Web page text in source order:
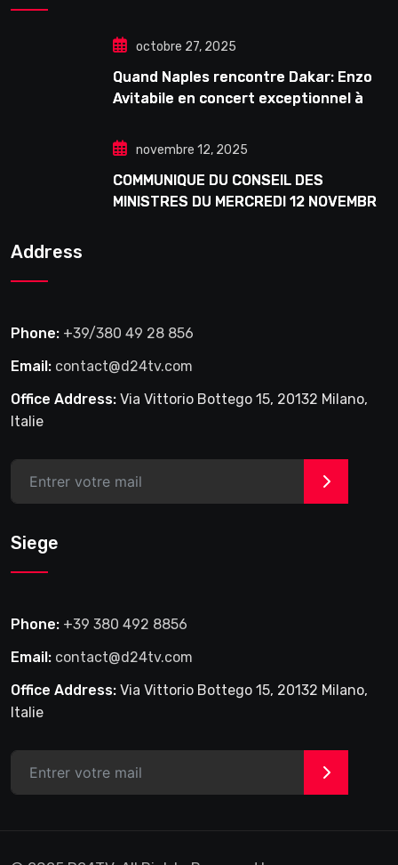
octobre 27, 2025
Quand Naples rencontre Dakar: Enzo
Avitabile en concert exceptionnel à
novembre 12, 2025
COMMUNIQUE DU CONSEIL DES
MINISTRES DU MERCREDI 12 NOVEMBRE
Address
Phone: +39/380 49 28 856
Email: contact@d24tv.com
Office Address: Via Vittorio Bottego 15, 20132 Milano,
Italie
>
Siege
Phone: +39 380 492 8856
Email: contact@d24tv.com
Office Address: Via Vittorio Bottego 15, 20132 Milano,
Italie
>